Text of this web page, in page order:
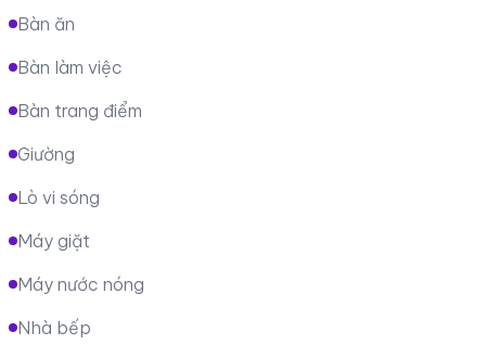
Bàn ăn
Bàn làm việc
Bàn trang điểm
Giường
Lò vi sóng
Máy giặt
Máy nước nóng
Nhà bếp